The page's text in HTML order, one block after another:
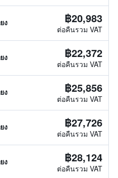
ง ฿20,983
ต่อคืนรวม VAT
ง ฿22,372
ต่อคืนรวม VAT
ง ฿25,856
ต่อคืนรวม VAT
ง ฿27,726
ต่อคืนรวม VAT
ง ฿28,124
ต่อคืนรวม VAT